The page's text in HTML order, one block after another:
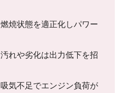
燃焼状態を適正化しパワー
汚れや劣化は出力低下を招
吸気不足でエンジン負荷が